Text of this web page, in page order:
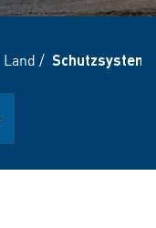
Land / Schutzsysteme